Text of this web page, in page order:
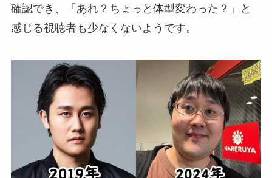
確認でき、「あれ？ちょっと体型変わった？」と
感じる視聴者も少なくないようです。